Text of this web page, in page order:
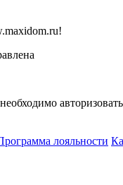
лояльности